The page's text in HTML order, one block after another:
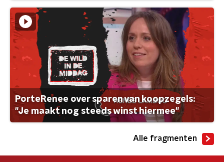
PorteRenee over sparen van koopzegels:
"Je maakt nog steeds winst hiermee"
Alle fragmenten